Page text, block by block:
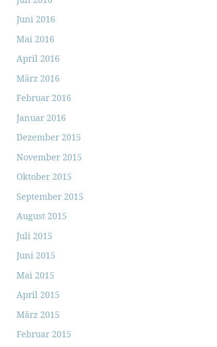
Juni 2016
Mai 2016
April 2016
März 2016
Februar 2016
Januar 2016
Dezember 2015
November 2015
Oktober 2015
September 2015
August 2015
Juli 2015
Juni 2015
Mai 2015
April 2015
März 2015
Februar 2015